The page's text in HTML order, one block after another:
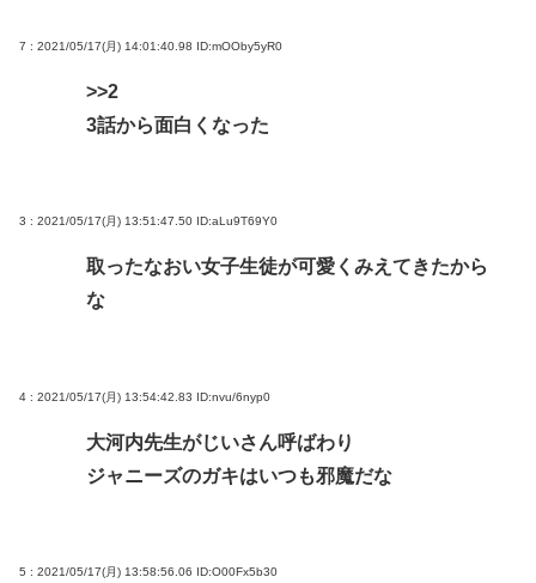
7 : 2021/05/17(月) 14:01:40.98 ID:mOOby5yR0
>>2
3話から面白くなった
3 : 2021/05/17(月) 13:51:47.50 ID:aLu9T69Y0
取ったなおい女子生徒が可愛くみえてきたから
な
4 : 2021/05/17(月) 13:54:42.83 ID:nvu/6nyp0
大河内先生がじいさん呼ばわり
ジャニーズのガキはいつも邪魔だな
5 : 2021/05/17(月) 13:58:56.06 ID:O00Fx5b30